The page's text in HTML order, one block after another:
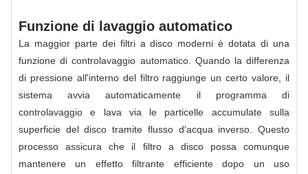
Funzione di lavaggio automatico
La maggior parte dei filtri a disco moderni è dotata di una
funzione di controlavaggio automatico. Quando la differenza
di pressione all'interno del filtro raggiunge un certo valore, il
sistema avvia automaticamente il programma di
controlavaggio e lava via le particelle accumulate sulla
superficie del disco tramite flusso d'acqua inverso. Questo
processo assicura che il filtro a disco possa comunque
mantenere un effetto filtrante efficiente dopo un uso